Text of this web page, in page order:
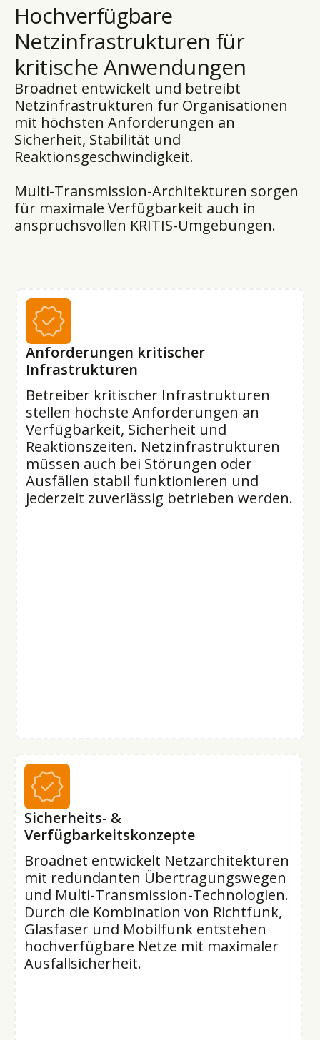
Hochverfügbare
Netzinfrastrukturen für
kritische Anwendungen
Broadnet entwickelt und betreibt
Netzinfrastrukturen für Organisationen
mit höchsten Anforderungen an
Sicherheit, Stabilität und
Reaktionsgeschwindigkeit.
Multi-Transmission-Architekturen sorgen
für maximale Verfügbarkeit auch in
anspruchsvollen KRITIS-Umgebungen.
Anforderungen kritischer
Infrastrukturen
Betreiber kritischer Infrastrukturen
stellen höchste Anforderungen an
Verfügbarkeit, Sicherheit und
Reaktionszeiten. Netzinfrastrukturen
müssen auch bei Störungen oder
Ausfällen stabil funktionieren und
jederzeit zuverlässig betrieben werden.
Sicherheits- &
Verfügbarkeitskonzepte
Broadnet entwickelt Netzarchitekturen
mit redundanten Übertragungswegen
und Multi-Transmission-Technologien.
Durch die Kombination von Richtfunk,
Glasfaser und Mobilfunk entstehen
hochverfügbare Netze mit maximaler
Ausfallsicherheit.